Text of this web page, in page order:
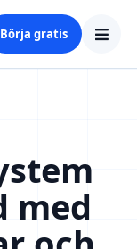
Börja gratis
med